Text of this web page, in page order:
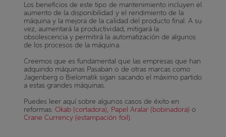
Los beneficios de este tipo de mantenimiento incluyen el
aumento de la disponibilidad y el rendimiento de la
máquina y la mejora de la calidad del producto final. A su
vez, aumentará la productividad, mitigará la
obsolescencia y permitirá la automatización de algunos
de los procesos de la máquina.
Creemos que es fundamental que las empresas que han
adquirido máquinas Pasaban o de otras marcas como
Jagenberg o Bielomatik sigan sacando el máximo partido
a estas grandes máquinas.
Puedes leer aquí sobre algunos casos de éxito en
reformas: Okab (cortadora), Papel Aralar (bobinadora) o
Crane Currency (estampación foil).